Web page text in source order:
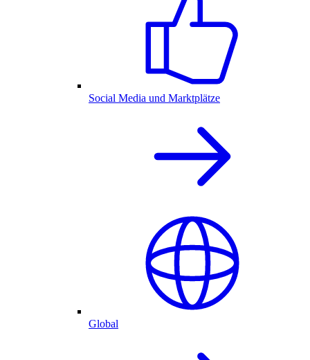
Social Media und Marktplätze
Global